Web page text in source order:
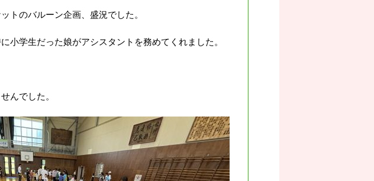
トのバルーン企画、盛況でした。
小学生だった娘がアシスタントを務めてくれました。
んでした。